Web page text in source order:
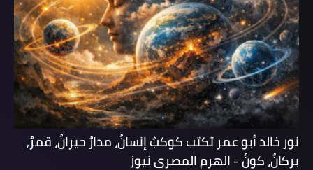
نور خالد أبو عمر تكتب كوكبٌ إنسانٌ، مدارٌ حيرانٌ، قمرٌ,
بركانٌ، كونٌ - الهرم المصرى نيوز